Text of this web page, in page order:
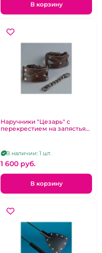
В корзину
Наручники "Цезарь" с
перекрестием на запястьях
В наличии: 1 шт.
1 600 pуб.
В корзину